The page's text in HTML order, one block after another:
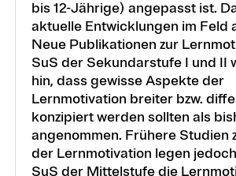
bis 12-Jährige) angepasst ist.
aktuelle Entwicklungen im Feld
Neue Publikationen zur
SuS der Sekundarstufe I und II
hin, dass gewisse Aspekte der
Lernmotivation breiter bzw.
konzipiert werden sollten als
angenommen. Frühere Studien
der Lernmotivation legen
SuS der Mittelstufe die